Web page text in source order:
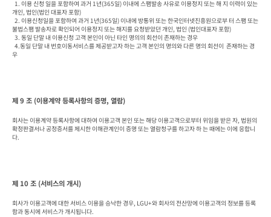
개인, 법인(법인 대표자 포함)
불법스팸 발송자로 확인되어 이용정지 또는 해지를 요청받았던 개인, 법인 (법인대표자 포함)
우
제 9 조 (이용계약 등록사항의 증명, 열람)
회사는 이용계약 등록사항에 대하여 이용고객 본인 또는 해당 이용고객으로부터 위임을 받은 자, 법원의
확정판결서나 공정증서를 제시한 이해관계인이 증명 또는 열람청구를 하고자 하 는 때에는 이에 응합니
다.
제 10 조 (서비스의 개시)
회사가 이용고객에 대한 서비스 이용을 승낙한 경우, LGU+와 회사의 전산망에 이용고객의 정보를 등록
함과 동시에 서비스가 개시됩니다.